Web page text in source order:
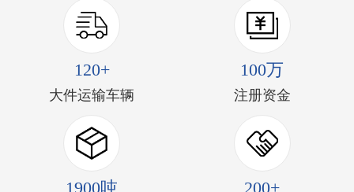
120+
大件运输车辆
100万
注册资金
1900吨 200+